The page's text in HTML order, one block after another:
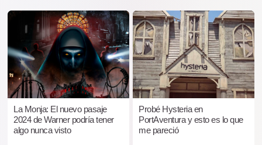
La Monja: El nuevo pasaje
2024 de Warner podría tener
algo nunca visto
Probé Hysteria en
PortAventura y esto es lo que
me pareció